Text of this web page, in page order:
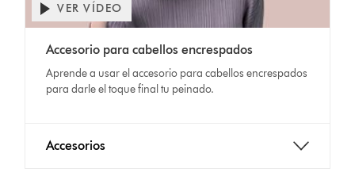
VER VÍDEO
Accesorio para cabellos encrespados
Aprende a usar el accesorio para cabellos encrespados
para darle el toque final tu peinado.
Accesorios